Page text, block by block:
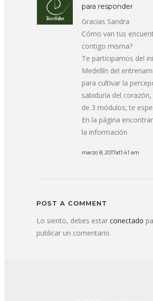
para responder
Gracias Sandra
Cómo van tus
contigo misma?
Te participamos del
Medellín del
para cultivar la
sabiduría del corazón,
de 3 módulos; te
En la página
la información
marzo 8, 2017at1:41 am
POST A COMMENT
Lo siento, debes estar conectado
publicar un comentario.